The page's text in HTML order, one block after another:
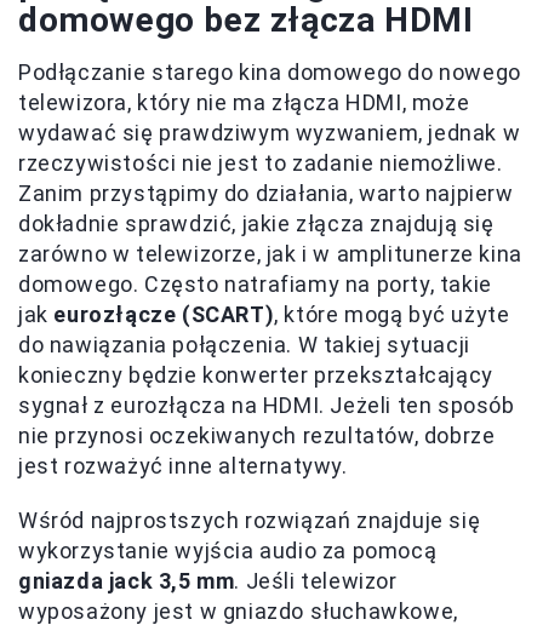
domowego bez złącza HDMI
Podłączanie starego kina domowego do nowego
telewizora, który nie ma złącza HDMI, może
wydawać się prawdziwym wyzwaniem, jednak w
rzeczywistości nie jest to zadanie niemożliwe.
Zanim przystąpimy do działania, warto najpierw
dokładnie sprawdzić, jakie złącza znajdują się
zarówno w telewizorze, jak i w amplitunerze kina
domowego. Często natrafiamy na porty, takie
jak eurozłącze (SCART), które mogą być użyte
do nawiązania połączenia. W takiej sytuacji
konieczny będzie konwerter przekształcający
sygnał z eurozłącza na HDMI. Jeżeli ten sposób
nie przynosi oczekiwanych rezultatów, dobrze
jest rozważyć inne alternatywy.
Wśród najprostszych rozwiązań znajduje się
wykorzystanie wyjścia audio za pomocą
gniazda jack 3,5 mm. Jeśli telewizor
wyposażony jest w gniazdo słuchawkowe,